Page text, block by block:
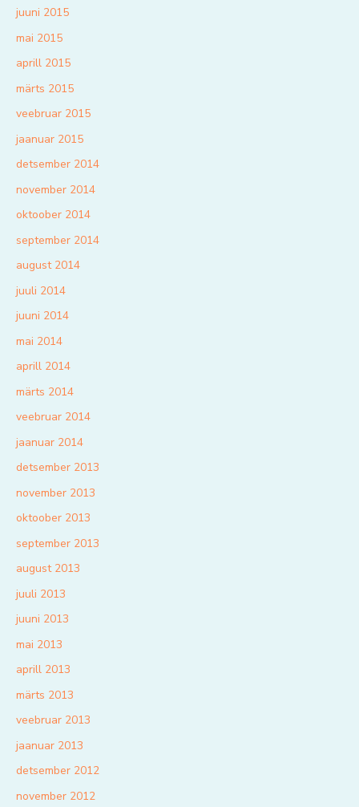
juuni 2015
mai 2015
aprill 2015
märts 2015
veebruar 2015
jaanuar 2015
detsember 2014
november 2014
oktoober 2014
september 2014
august 2014
juuli 2014
juuni 2014
mai 2014
aprill 2014
märts 2014
veebruar 2014
jaanuar 2014
detsember 2013
november 2013
oktoober 2013
september 2013
august 2013
juuli 2013
juuni 2013
mai 2013
aprill 2013
märts 2013
veebruar 2013
jaanuar 2013
detsember 2012
november 2012